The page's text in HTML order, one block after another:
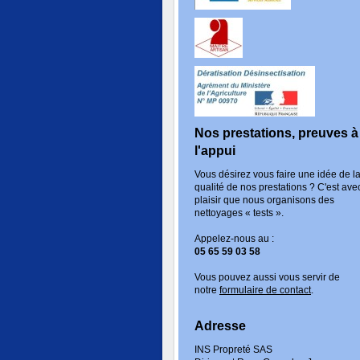
Nos prestations, preuves à
l'appui
Vous désirez vous faire une idée de la
qualité de nos prestations ? C'est
plaisir que nous organisons des
nettoyages « tests ».
Appelez-nous au :
05 65 59 03 58
Vous pouvez aussi vous servir de
notre formulaire de contact.
Adresse
INS Propreté SAS